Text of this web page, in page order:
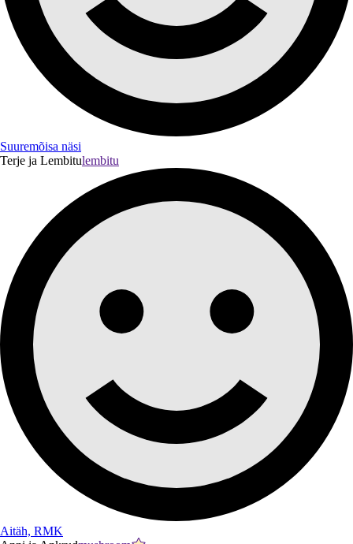
Suuremõisa näsi
Terje ja Lembitulembitu
Aitäh, RMK